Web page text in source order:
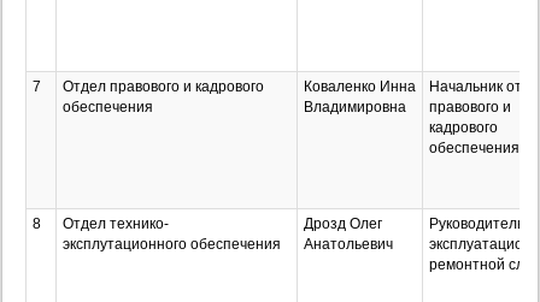
7
Отдел правового и кадрового
обеспечения
Коваленко Инна
Владимировна
Начальник
правового и
кадрового
обеспечения
8
Отдел технико-
эксплутационного обеспечения
Дрозд Олег
Анатольевич
Руководитель
ремонтной